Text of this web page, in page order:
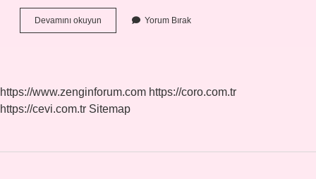
Devamını okuyun
Sevda
Yorum Bırak
https://www.zenginforum.com https://coro.com.tr
https://cevi.com.tr Sitemap